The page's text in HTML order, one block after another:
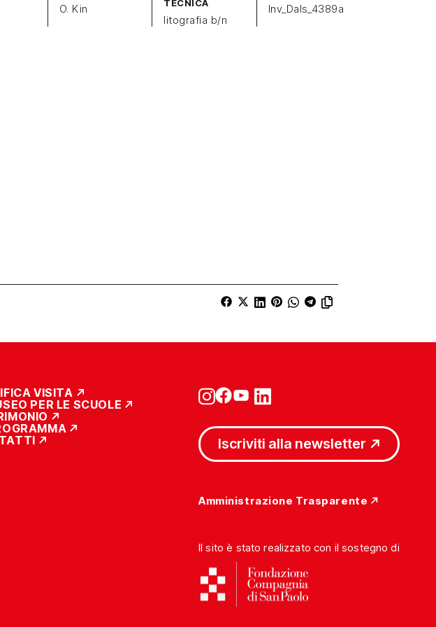
O. Kin TECNICA
litografia b/n
Inv_Dals_4389a
VISITA
PER LE SCUOLE
Iscriviti alla newsletter
Amministrazione Trasparente
Il sito è stato realizzato con il sostegno di